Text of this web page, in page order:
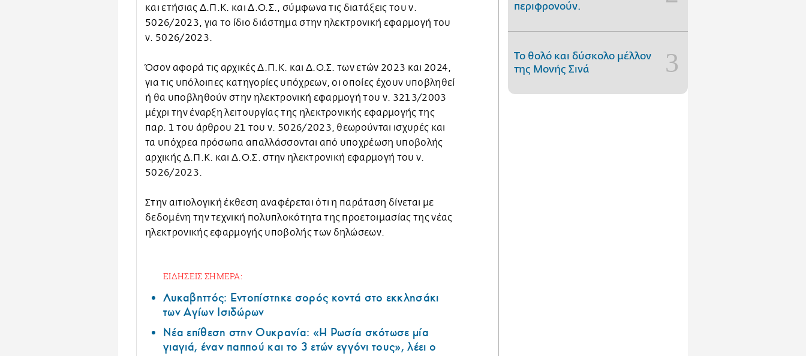
και ετήσιας Δ.Π.Κ. και Δ.Ο.Σ., σύμφωνα τις διατάξεις του ν.
5026/2023, για το ίδιο διάστημα στην ηλεκτρονική εφαρμογή του
ν. 5026/2023.
Όσον αφορά τις αρχικές Δ.Π.Κ. και Δ.Ο.Σ. των ετών 2023 και 2024,
για τις υπόλοιπες κατηγορίες υπόχρεων, οι οποίες έχουν υποβληθεί
ή θα υποβληθούν στην ηλεκτρονική εφαρμογή του ν. 3213/2003
μέχρι την έναρξη λειτουργίας της ηλεκτρονικής εφαρμογής της
παρ. 1 του άρθρου 21 του ν. 5026/2023, θεωρούνται ισχυρές και
τα υπόχρεα πρόσωπα απαλλάσσονται από υποχρέωση υποβολής
αρχικής Δ.Π.Κ. και Δ.Ο.Σ. στην ηλεκτρονική εφαρμογή του ν.
5026/2023.
Στην αιτιολογική έκθεση αναφέρεται ότι η παράταση δίνεται με
δεδομένη την τεχνική πολυπλοκότητα της προετοιμασίας της νέας
ηλεκτρονικής εφαρμογής υποβολής των δηλώσεων.
ΕΙΔΗΣΕΙΣ ΣΗΜΕΡΑ:
Λυκαβηττός: Εντοπίστηκε σορός κοντά στο εκκλησάκι
των Αγίων Ισιδώρων
Νέα επίθεση στην Ουκρανία: «Η Ρωσία σκότωσε μία
γιαγιά, έναν παππού και το 3 ετών εγγόνι τους», λέει ο
περιφρονούν.
Το θολό και δύσκολο μέλλον
της Μονής Σινά